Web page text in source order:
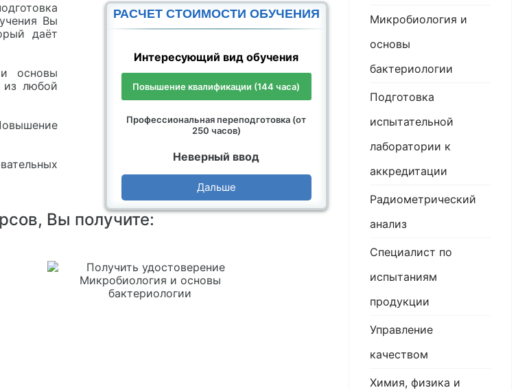
Вы
даёт
основы
из любой
РАСЧЕТ СТОИМОСТИ ОБУЧЕНИЯ
Интересующий вид обучения
Повышение квалификации (144 часа)
Профессиональная переподготовка (от
250 часов)
Неверный ввод
Дальше
Вы получите:
Микробиология и
основы
бактериологии
Подготовка
испытательной
лаборатории к
аккредитации
Радиометрический
анализ
Специалист по
испытаниям
продукции
Управление
качеством
Химия, физика и